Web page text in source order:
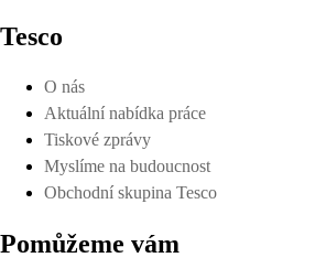
Tesco
O nás
Aktuální nabídka práce
Tiskové zprávy
Myslíme na budoucnost
Obchodní skupina Tesco
Pomůžeme vám